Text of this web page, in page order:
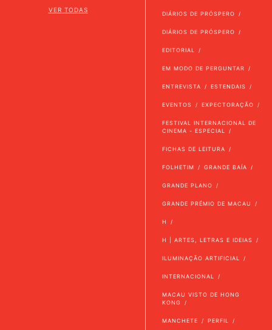
VER TODAS
DIÁRIOS DE PRÓSPERO
DIÁRIOS DE PRÓSPERO
EDITORIAL
EM MODO DE PERGUNTAR
ENTREVISTA ESTENDAIS
EVENTOS EXPECTORAÇÃO
FESTIVAL INTERNACIONAL DE
CINEMA - ESPECIAL
FICHAS DE LEITURA
FOLHETIM GRANDE BAÍA
GRANDE PLANO
GRANDE PRÉMIO DE MACAU
H
H | ARTES, LETRAS E IDEIAS
ILUMINAÇÃO ARTIFICIAL
INTERNACIONAL
MACAU VISTO DE HONG
KONG
MANCHETE PERFIL